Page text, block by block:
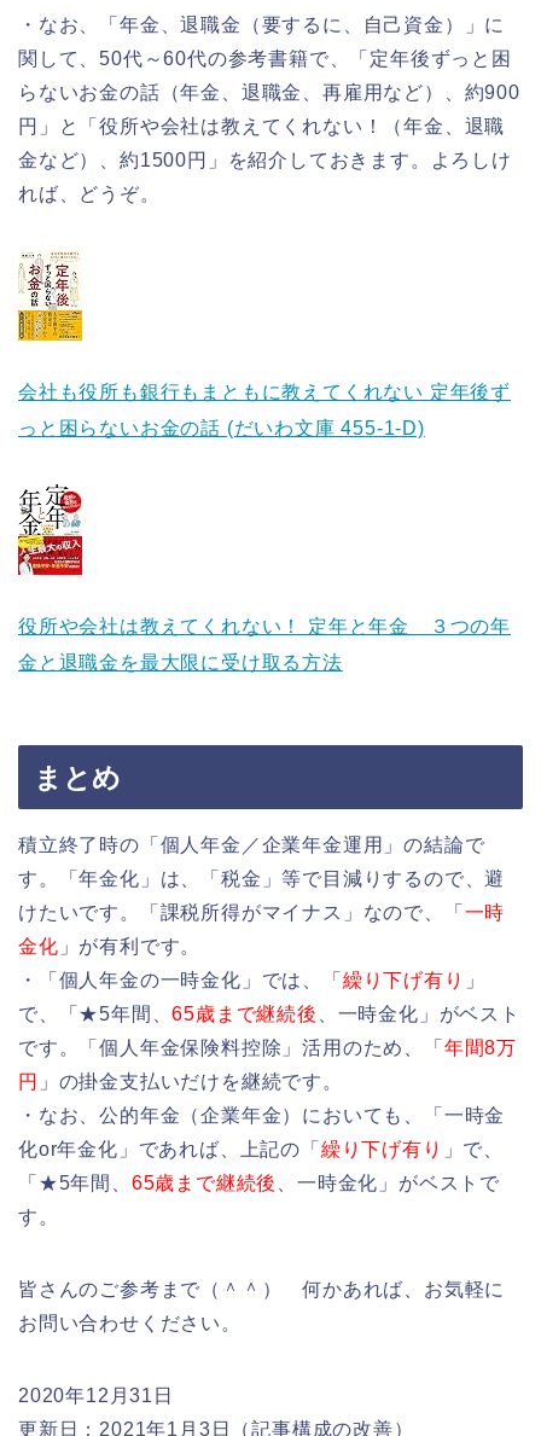
・なお、「年金、退職金（要するに、自己資金）」に
関して、50代～60代の参考書籍で、「定年後ずっと困
らないお金の話（年金、退職金、再雇用など）、約900
円」と「役所や会社は教えてくれない！（年金、退職
金など）、約1500円」を紹介しておきます。よろしけ
れば、どうぞ。
会社も役所も銀行もまともに教えてくれない 定年後ず
っと困らないお金の話 (だいわ文庫 455-1-D)
役所や会社は教えてくれない！ 定年と年金 ３つの年
金と退職金を最大限に受け取る方法
まとめ
積立終了時の「個人年金／企業年金運用」の結論で
す。「年金化」は、「税金」等で目減りするので、避
けたいです。「課税所得がマイナス」なので、「 一時
金化 」が有利です。
・「個人年金の一時金化」では、「 繰り下げ有り
」
で、「★5年間、65歳まで継続後
、一時金化」がベスト
です。「個人年金保険料控除」活用のため、「 年間8万
円 」の掛金支払いだけを継続です。
・なお、公的年金（企業年金）においても、「一時金
化or年金化」であれば、上記の「 繰り下げ有り
」で、
「★5年間、 65歳まで継続後
、一時金化」がベストで
す。
皆さんのご参考まで（＾＾） 何かあれば、お気軽に
お問い合わせください。
2020年12月31日
更新日：2021年1月3日（記事構成の改善）